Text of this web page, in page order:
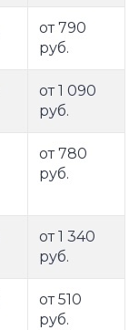
от 790
руб.
от 1 090
руб.
от 780
руб.
от 1 340
руб.
от 510
руб.